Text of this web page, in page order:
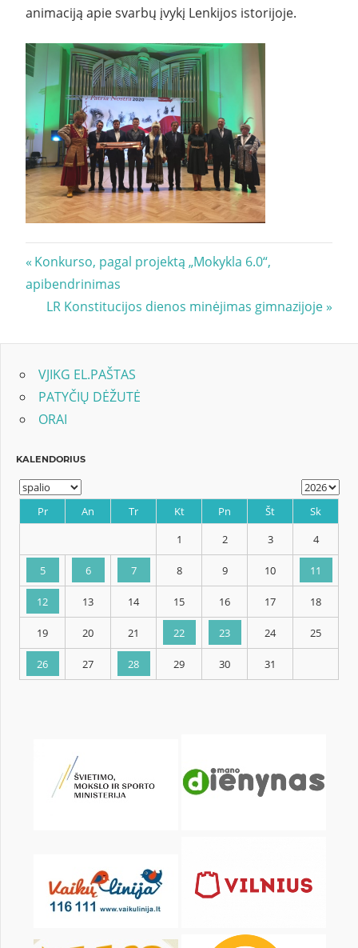
animaciją apie svarbų įvykį Lenkijos istorijoje.
Navigacija
tarp
Previous
Post:
Konkurso, pagal projektą „Mokykla 6.0“,
apibendrinimas
Next
LR Konstitucijos dienos minėjimas gimnazijoje
VJIKG EL.PAŠTAS
PATYČIŲ DĖŽUTĖ
ORAI
KALENDORIUS
Tr Kt